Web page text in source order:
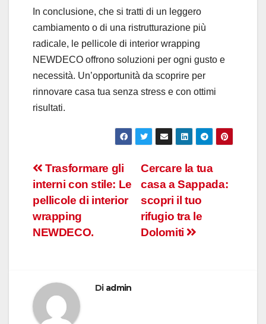
In conclusione, che si tratti di un leggero
cambiamento o di una ristrutturazione più
radicale, le pellicole di interior wrapping
NEWDECO offrono soluzioni per ogni gusto e
necessità. Un’opportunità da scoprire per
rinnovare casa tua senza stress e con ottimi
risultati.
Navigazione
articoli
Cercare la tua
casa a Sappada:
scopri il tuo
rifugio tra le
Dolomiti
Trasformare gli
interni con stile: Le
pellicole di interior
wrapping
NEWDECO.
Di admin